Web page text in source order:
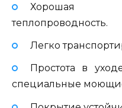
Хорошая
теплопроводность.
Легко
Простота в
специальные